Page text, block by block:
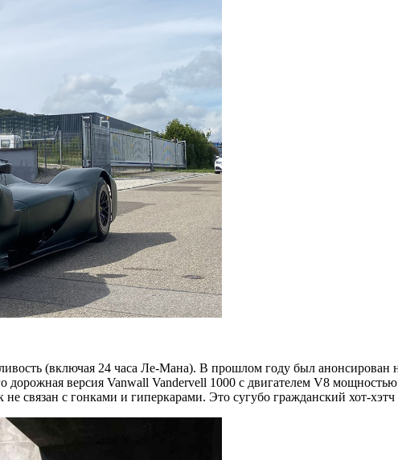
(включая 24 часа Ле-Мана). В прошлом году был анонсирован
дорожная версия Vanwall Vandervell 1000 с двигателем V8
связан с гонками и гиперкарами. Это сугубо гражданский хот-